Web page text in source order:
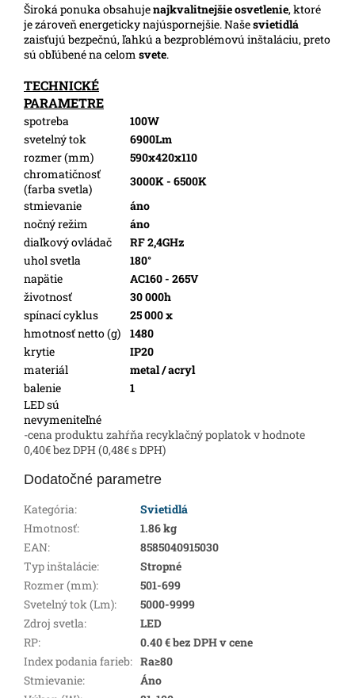
Široká ponuka obsahujenajkvalitnejšie osvetlenie, ktoré
je zároveň energeticky najúspornejšie. Našesvietidlá
zaisťujú bezpečnú, ľahkú a bezproblémovú inštaláciu, preto
sú obľúbené na celom svete.
TECHNICKÉ
PARAMETRE
spotreba
100W
svetelný tok
6900Lm
rozmer (mm)
590x420x110
chromatičnosť
(farba svetla)
3000K - 6500K
stmievanie
áno
nočný režim
áno
diaľkový ovládač
RF 2,4GHz
uhol svetla
180°
napätie
AC160 - 265V
životnosť
30 000h
spínací cyklus
25 000 x
hmotnosť netto (g)
1480
krytie
IP20
materiál
metal / acryl
balenie
1
LED sú
nevymeniteľné
-cena produktu zahŕňa recyklačný poplatok v hodnote
0,40€ bez DPH (0,48€ s DPH)
Dodatočné parametre
Kategória:
Svietidlá
Hmotnosť:
1.86 kg
EAN:
8585040915030
Typ inštalácie:
Stropné
Rozmer (mm):
501-699
Svetelný tok (Lm):
5000-9999
Zdroj svetla:
LED
RP:
0.40 € bez DPH v cene
Index podania farieb: Ra≥80
Stmievanie:
Áno